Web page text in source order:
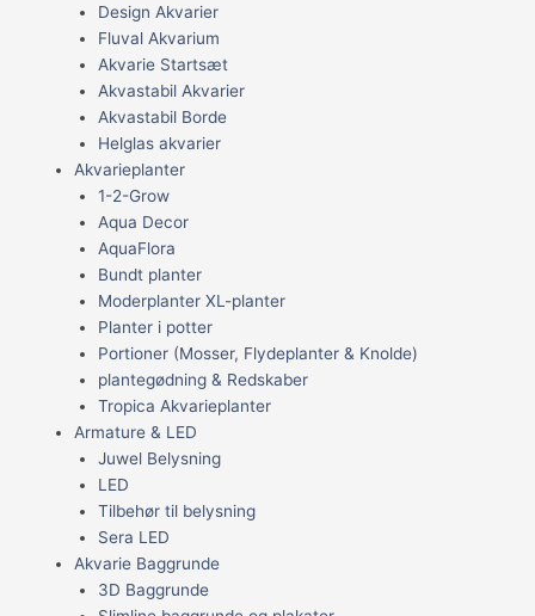
Design Akvarier
Fluval Akvarium
Akvarie Startsæt
Akvastabil Akvarier
Akvastabil Borde
Helglas akvarier
Akvarieplanter
1-2-Grow
Aqua Decor
AquaFlora
Bundt planter
Moderplanter XL-planter
Planter i potter
Portioner (Mosser, Flydeplanter & Knolde)
plantegødning & Redskaber
Tropica Akvarieplanter
Armature & LED
Juwel Belysning
LED
Tilbehør til belysning
Sera LED
Akvarie Baggrunde
3D Baggrunde